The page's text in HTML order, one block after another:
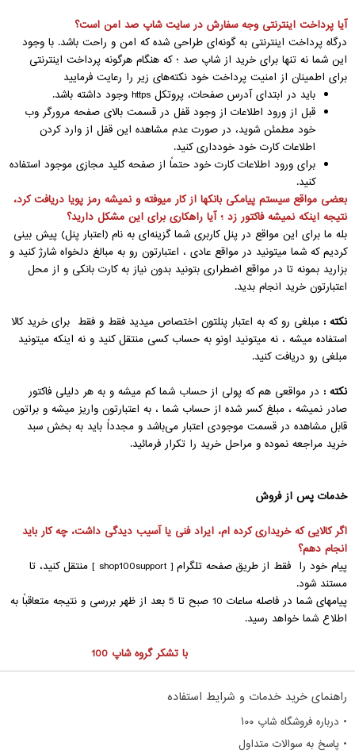
آیا پرداخت اینترنتی وجه سفارش در سایت شاپ صد امن است؟
درگاه پرداخت اینترنتی به گونه‏‌ای طراحی شده که امن و راحت باشد. با وجود
این شما نه تنها برای خرید از شاپ صد ؛ که هنگام هرگونه پرداخت اینترنتی
برای اطمینان از امنیت پرداخت خود نکته‏‌های زیر را رعایت فرمایید
باید در ابتدای آدرس صفحات، پروتکل https وجود داشته باشد.
قبل از ورود اطلاعات از وجود قفل در قسمت بالای صفحه مرورگر وب
خود مطمئن شوید، در صورت عدم مشاهده این قفل از وارد کردن
اطلاعات کارت خود خودداری کنید.
برای ورود اطلاعات کارت خود حتماً از صفحه کلید مجازی موجود استفاده
کنید.
بعضی مواقع سیستم پیامکی بانکها از کار میوفته و نمیشه رمز پویا دریافت کرد،
نتیجه اینکه نمیشه فاکتور زد ؛ آیا راهکاری برای این مشکل دارید؟
بله ما برای این مواقع در پنل کاربری شما گزینه‌ای به نام (اعتبار پنل) پیش بینی
کردیم که شما میتونید در مواقع عادی ، اعتبارتون رو به مبالغ دلخواه شارژ کنید و
بزارید بمونه تا در مواقع اضطراری بتونید بدون نیاز به کارت بانکی و از محل
اعتبارتون خرید انجام بدید.
نکته : مبلغی رو که به اعتبار پنلتون اختصاص میدید فقط و فقط برای خرید کالا
استفاده میشه ، نه میتونید اونو به حساب کسی منتقل کنید و نه اینکه میتونید
مبلغی رو دریافت کنید.
نکته : در مواقعی هم که پولی از حساب شما کم میشه و به هر دلیلی فاکتور
صادر نمیشه ، مبلغ کسر شده از حساب شما ، به اعتبارتون واریز میشه و براتون
قابل مشاهده در قسمت موجودی اعتبار‌‌ می‌باشد و مجدداً باید به بخش سبد
خرید مراجعه نموده و مراحل خرید را تکرار فرمائید.
خدمات پس از فروش
اگر کالایی که خریداری کرده ام، ایراد فنی یا آسیب دیدگی داشت، چه کار باید
انجام دهم؟
پیام خود را فقط از طریق صفحه تلگرام [ shop100support ] منتقل کنید، تا
مستند شود.
پیامهای شما در فاصله ساعات 10 صبح تا 5 بعد از ظهر بررسی و نتیجه متعاقباً به
اطلاع شما خواهد رسید.
با تشکر گروه شاپ 100
راهنمای خرید خدمات و شرایط استفاده
• درباره فروشگاه شاپ ۱۰۰
• پاسخ به سوالات متداول